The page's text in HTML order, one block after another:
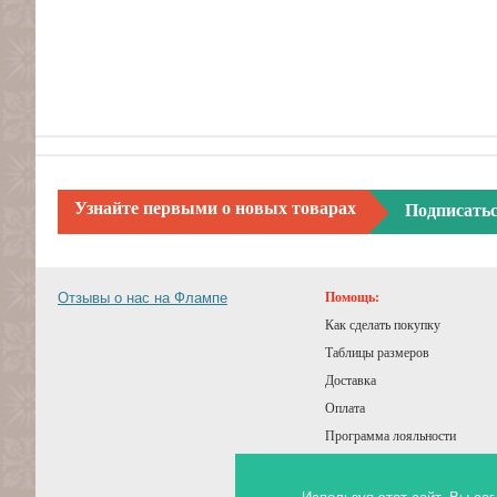
Узнайте первыми о новых товарах
Отзывы о нас на Флампе
Помощь:
Как сделать покупку
Таблицы размеров
Доставка
Оплата
Программа лояльности
Советы покупателям